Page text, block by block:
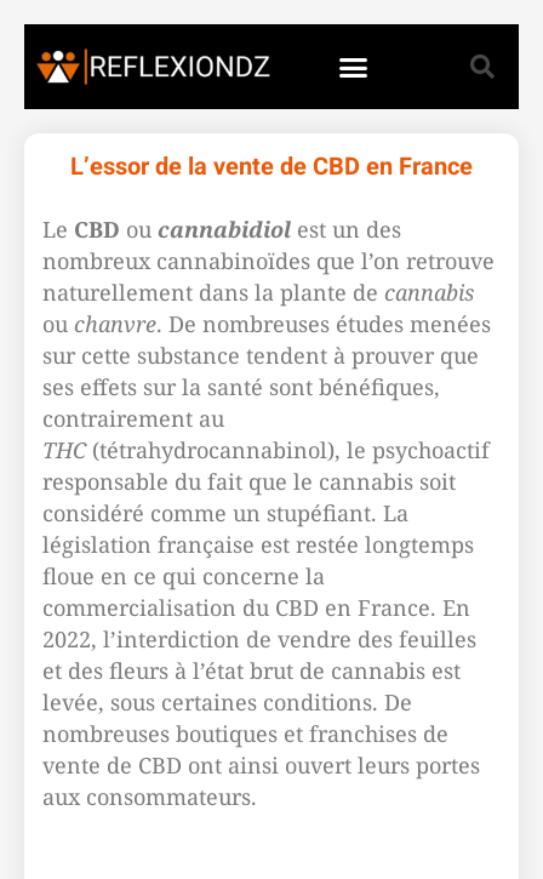
L’essor de la vente de CBD en France
Le CBD ou cannabidiol est un des
nombreux cannabinoïdes que l’on retrouve
naturellement dans la plante de cannabis
ou chanvre. De nombreuses études menées
sur cette substance tendent à prouver que
ses effets sur la santé sont bénéfiques,
contrairement au
THC (tétrahydrocannabinol), le psychoactif
responsable du fait que le cannabis soit
considéré comme un stupéfiant. La
législation française est restée longtemps
floue en ce qui concerne la
commercialisation du CBD en France. En
2022, l’interdiction de vendre des feuilles
et des fleurs à l’état brut de cannabis est
levée, sous certaines conditions. De
nombreuses boutiques et franchises de
vente de CBD ont ainsi ouvert leurs portes
aux consommateurs.